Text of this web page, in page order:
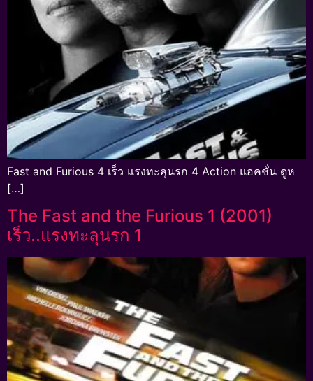
Fast and Furious 4 เร็ว แรงทะลุนรก 4 Action แอคชั่น ดูห
[…]
The Fast and the Furious 1 (2001)
เร็ว..แรงทะลุนรก 1